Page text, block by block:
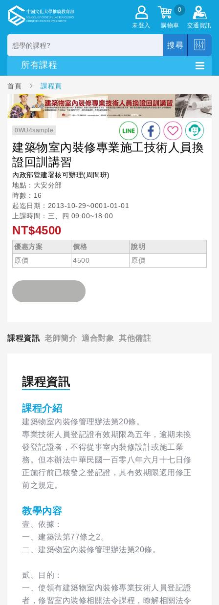
未登入
0
購物車 交通資訊
搜尋
首頁 課程頁
0WU4sample
建築物室內裝修專業施工技術人員換
證回訓講習
內政部營建署核可辦理(周間班)
地點：大安分部
時數：16
起迄日期：2013-10-29~0001-01-01
上課時間：三、四 09:00~18:00
NT$4500
優惠方案 價格
說明
原價
4500 原價
課程資訊 老師簡介 適合對象 其他備註
課程資訊
課程介紹
建築物室內裝修管理辦法第20條。
專業技術人員登記證有效期限為五年，逾期未換
發登記證者，不得從事室內裝修設計或施工業
務。但本辦法中華民國一百零八年六月十七日修
正施行前已核發之登記證，其有效期限適用修正
前之規定。
教學內容
壹、依據：
一、建築法第77條之2。
二、建築物室內裝修管理辦法第20條。
貳、目的：
一、使領有建築物室內裝修專業技術人員登記證
者，修習室內裝修相關法令課程，瞭解相關法令